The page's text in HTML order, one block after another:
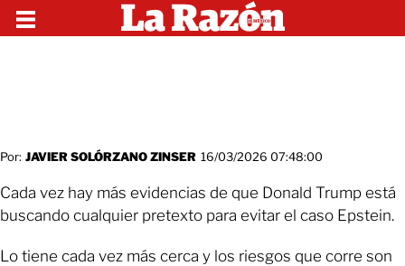
Por: JAVIER SOLÓRZANO ZINSER 16/03/2026 07:48:00
Cada vez hay más evidencias de que Donald Trump está
buscando cualquier pretexto para evitar el caso Epstein.
Lo tiene cada vez más cerca y los riesgos que corre son